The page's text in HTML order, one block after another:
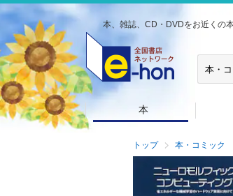
本、雑誌、CD・DVDをお近くの
本
トップ 本・コミック